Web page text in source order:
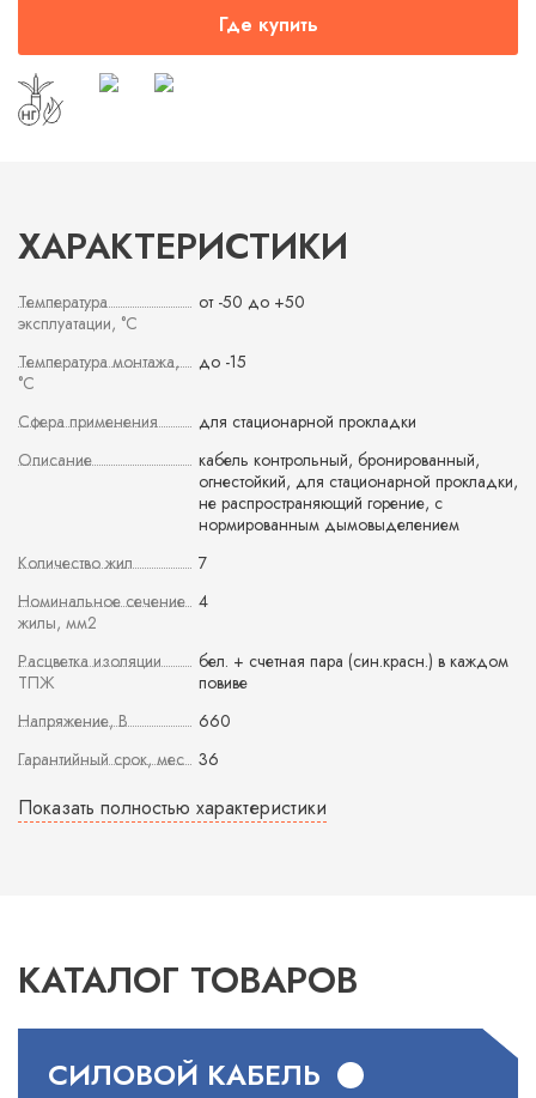
Где купить
ХАРАКТЕРИСТИКИ
Температура
эксплуатации, °С
от -50 до +50
Температура монтажа,
°С
до -15
Сфера применения
для стационарной прокладки
Описание
кабель контрольный, бронированный,
огнестойкий, для стационарной прокладки,
не распространяющий горение, с
нормированным дымовыделением
Количество жил
7
Номинальное сечение
жилы, мм2
4
Расцветка изоляции
ТПЖ
бел. + счетная пара (син.красн.) в каждом
повиве
Напряжение, В
660
Гарантийный срок, мес 36
Показать полностью характеристики
КАТАЛОГ ТОВАРОВ
СИЛОВОЙ КАБЕЛЬ